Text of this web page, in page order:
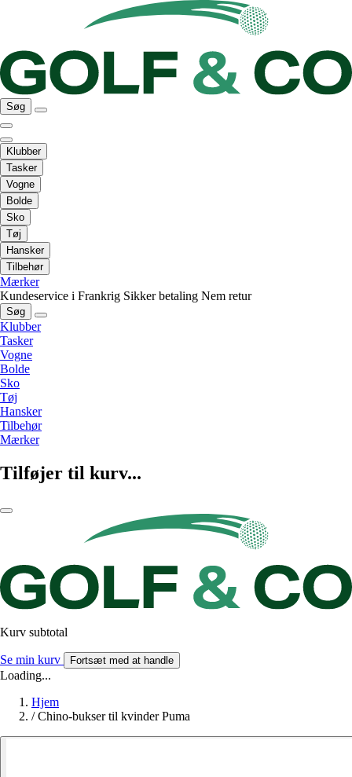
Søg
Klubber
Tasker
Vogne
Bolde
Sko
Tøj
Hansker
Tilbehør
Mærker
Kundeservice i Frankrig Sikker betaling Nem retur
Søg
Klubber
Tasker
Vogne
Bolde
Sko
Tøj
Hansker
Tilbehør
Mærker
Tilføjer til kurv...
Kurv subtotal
Se min kurv Fortsæt med at handle
Loading...
Hjem
/ Chino-bukser til kvinder Puma